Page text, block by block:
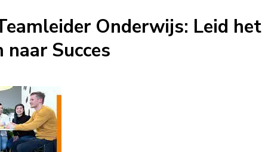
Onderwijs: Leid het
Succes